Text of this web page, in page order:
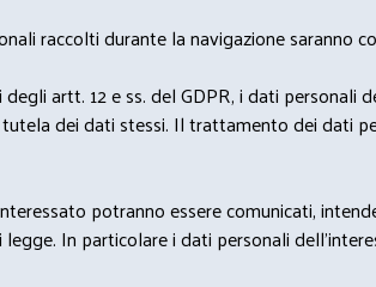
raccolti durante la navigazione saranno
artt. 12 e ss. del GDPR, i dati
dei dati stessi. Il trattamento dei dati
potranno essere comunicati,
In particolare i dati personali